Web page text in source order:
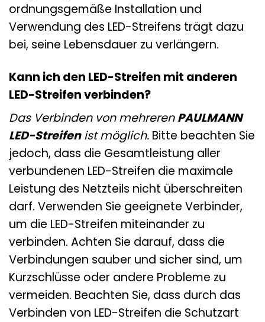
ordnungsgemäße Installation und
Verwendung des LED-Streifens trägt dazu
bei, seine Lebensdauer zu verlängern.
Kann ich den LED-Streifen mit anderen
LED-Streifen verbinden?
Das Verbinden von mehrerenPAULMANN
LED-Streifenist möglich. Bitte beachten Sie
jedoch, dass die Gesamtleistung aller
verbundenen LED-Streifen die maximale
Leistung des Netzteils nicht überschreiten
darf. Verwenden Sie geeignete Verbinder,
um die LED-Streifen miteinander zu
verbinden. Achten Sie darauf, dass die
Verbindungen sauber und sicher sind, um
Kurzschlüsse oder andere Probleme zu
vermeiden. Beachten Sie, dass durch das
Verbinden von LED-Streifen die Schutzart